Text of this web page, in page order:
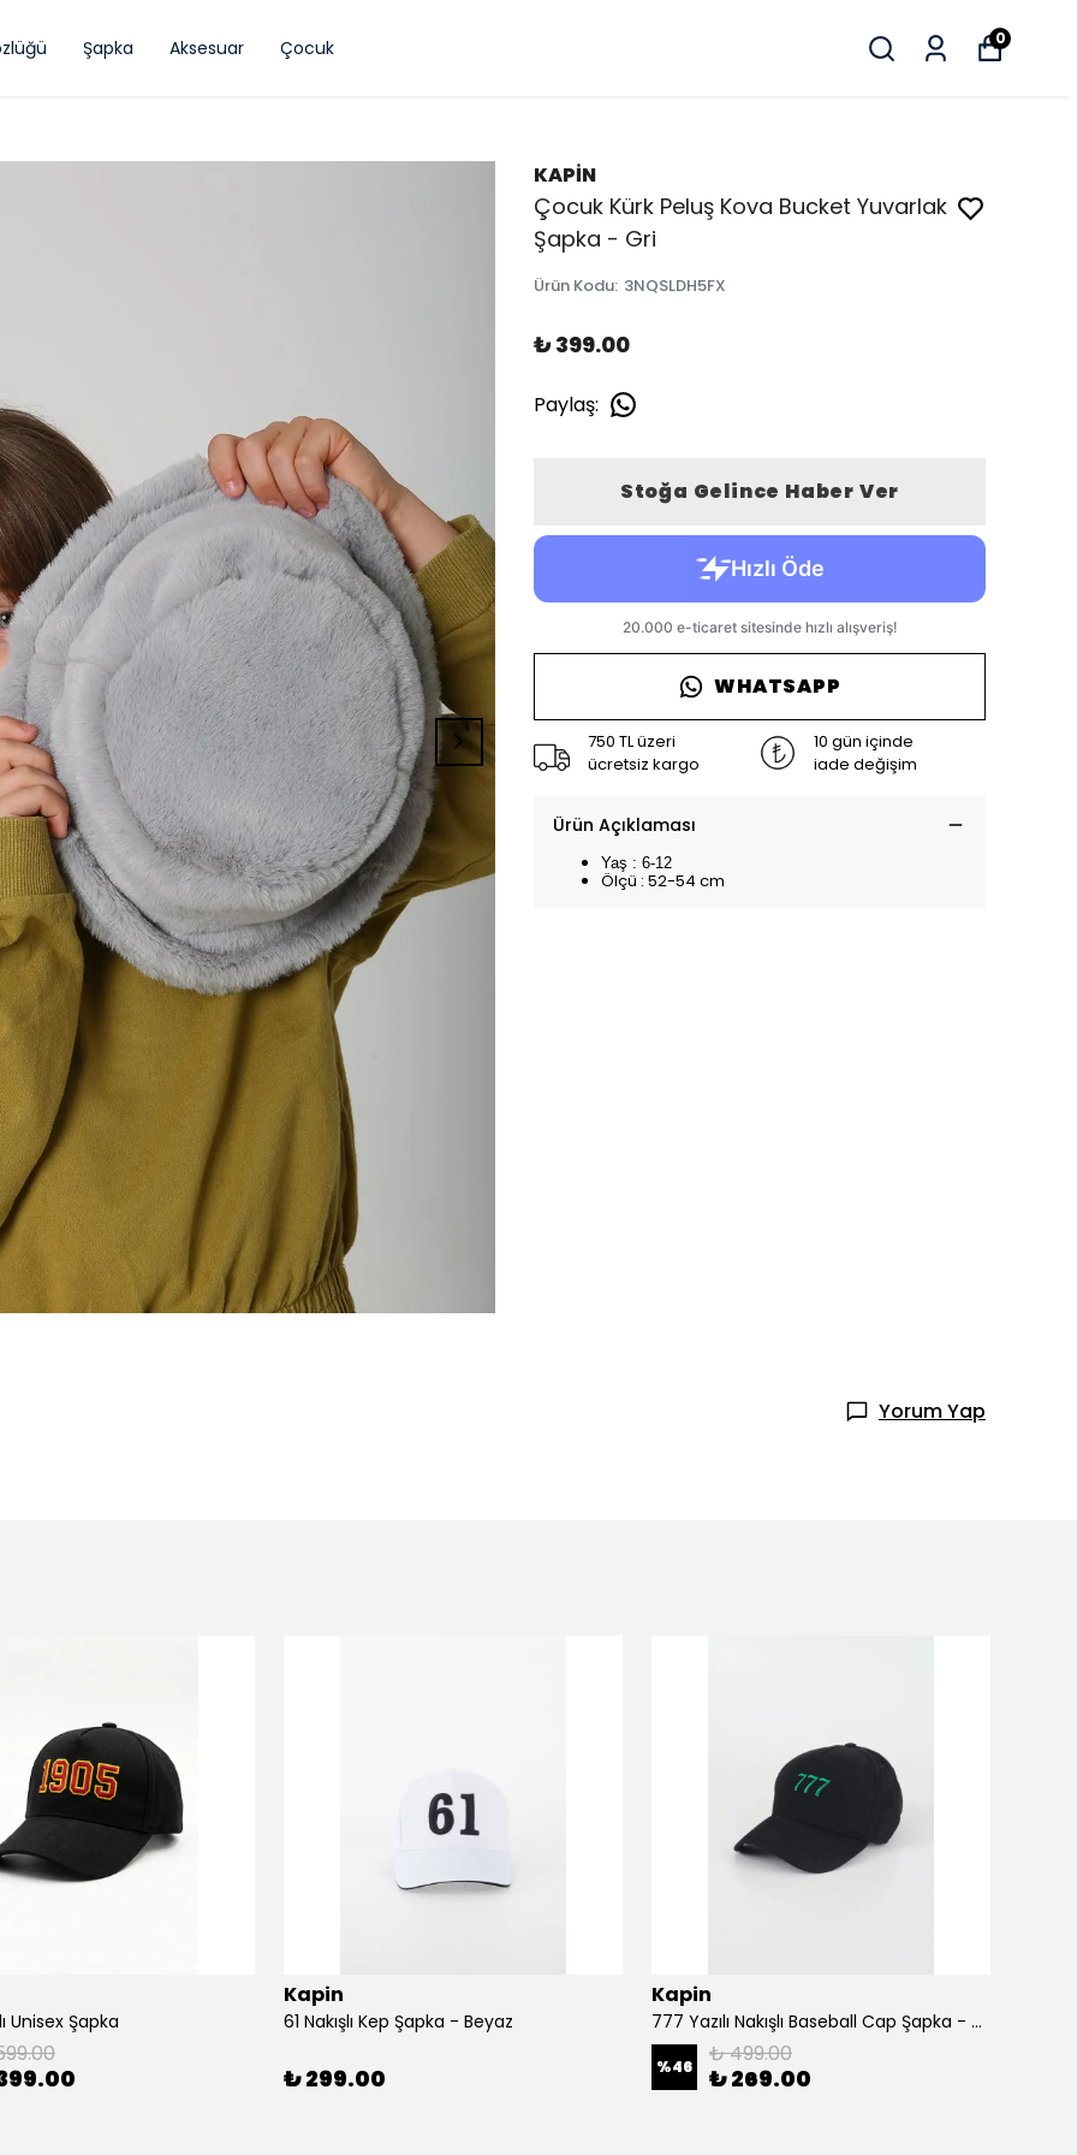
Şapka Aksesuar Çocuk 0
KAPİN
Çocuk Kürk Peluş Kova Bucket Yuvarlak
Şapka - Gri
Ürün Kodu: 3NQSLDH5FX
₺ 399.00
Paylaş:
Stoğa Gelince Haber Ver
WHATSAPP
750 TL üzeri
ücretsiz kargo
10 gün içinde
iade değişim
Ürün Açıklaması
Yaş : 6-12
Ölçü : 52-54 cm
Yorum Yap
Unisex Şapka
Kapin
61 Nakışlı Kep Şapka - Beyaz
₺ 299.00
Kapin
777 Yazılı Nakışlı Baseball Cap Şapka - Siyah
%46 ₺ 499.00
₺ 269.00